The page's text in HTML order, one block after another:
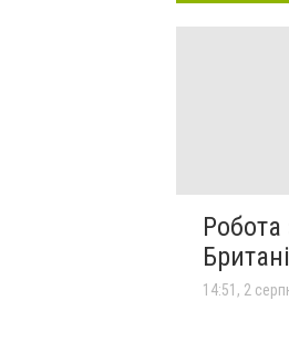
Робота
14:51, 2